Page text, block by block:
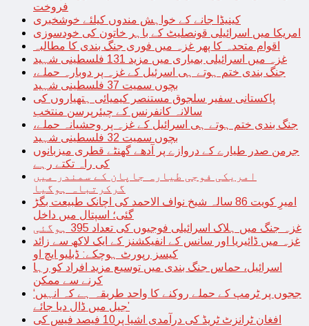
فروخت
کینیڈا جانے کے خواہش مندوں کیلئے خوشخبری
امریکا میں اسرائیلی قونصلیٹ کے باہر خاتون کی خودسوزی
اقوام متحدہ کا پھر غزہ میں فوری جنگ بندی کا مطالبہ
غزہ میں اسرائیلی بمباری میں مزید 131 فلسطینی شہید
جنگ بندی ختم ہوتے ہی اسرئیل کے غزہ پر دوبارہ حملے،
بچوں سمیت 37 فلسطینی شہید
پاکستانی سفیر سلجوق مستنصر کیمیائی ہتھیاروں کی
سالانہ کانفرنس کے چیئرپرسن منتخب
جنگ بندی ختم ہوتے ہی اسرائیل کے غزہ پر وحشیانہ حملے،
بچوں سمیت 32 فلسطینی شہید
جرمن صدر طیارے کے دروازے پر آدھے گھنٹے قطری میزبانوں
کی راہ تکتے رہے
امریکی فوجی طیارہ جاپان کے سمندر میں
گرکرتباہ ہوگیا
امیرِ کویت 86 سالہ شیخ نواف الاحمد کی اچانک طبیعت بگڑ
گئی؛ اسپتال میں داخل
غزہ جنگ میں ہلاک اسرائیلی فوجیوں کی تعداد 395 ہوگئی
غزہ میں ڈائیریا اور سانس کے انفیکشنز کے ایک لاکھ سے زائد
کیسز رپورٹ ہوچکے: ڈبلیو ایچ او
اسرائیل، حماس جنگ بندی میں توسیع مزید افراد کو رہا
کرنے سے ممکن
‘ججوں پر ٹرمپ کے حملے روکنے کا واحد طریقہ ہے کہ انہیں
جیل میں ڈال دیا جائے’
افغان ٹرانزٹ ٹریڈ کی درآمدی اشیا پر10 فیصد فیس کی